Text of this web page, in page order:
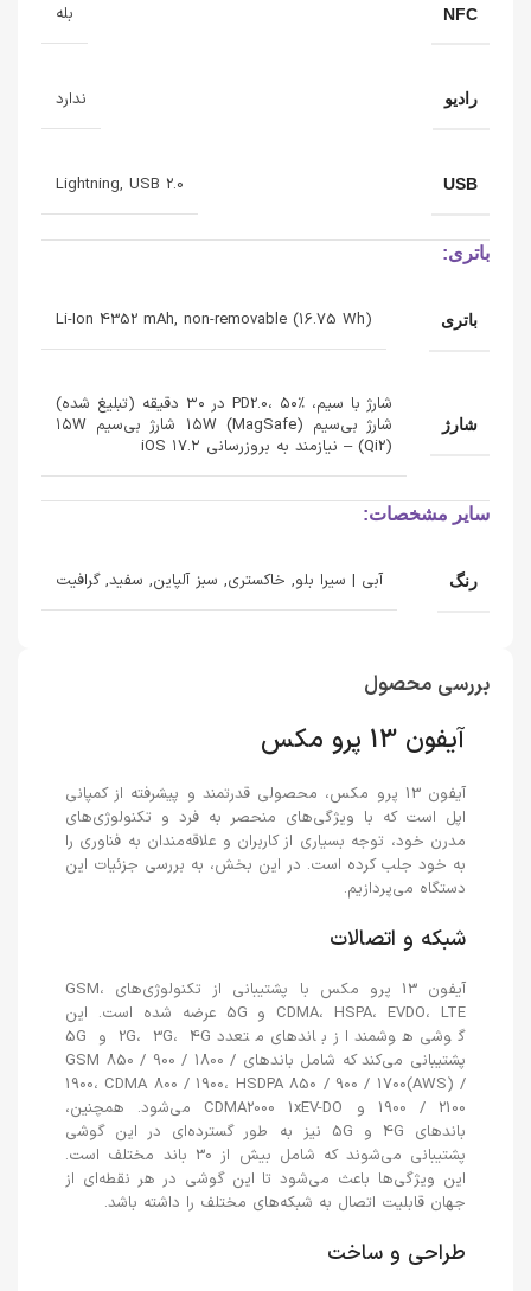
NFC بله
رادیو ندارد
USB
Lightning, USB 2.0
باتری:
باتری Li-Ion 4352 mAh, non-removable (16.75 Wh)
شارژ
شارژ با سیم، PD2.0، ۵۰٪ در ۳۰ دقیقه (تبلیغ شده)
شارژ بی‌سیم ۱۵W (MagSafe) شارژ بی‌سیم ۱۵W
(Qi2) – نیازمند به بروزرسانی iOS ۱۷.۲
سایر مشخصات:
رنگ آبی | سیرا بلو, خاکستری, سبز آلپاین, سفید, گرافیت
بررسی محصول
آیفون 13 پرو مکس
آیفون 13 پرو مکس، محصولی قدرتمند و پیشرفته از کمپانی
اپل است که با ویژگی‌های منحصر به فرد و تکنولوژی‌های
مدرن خود، توجه بسیاری از کاربران و علاقه‌مندان به فناوری را
به خود جلب کرده است. در این بخش، به بررسی جزئیات این
دستگاه می‌پردازیم.
شبکه و اتصالات
آیفون 13 پرو مکس با پشتیبانی از تکنولوژی‌های GSM،
CDMA، HSPA، EVDO، LTE و 5G عرضه شده است. این
گوشی هوشمند از باندهای متعدد 2G، 3G، 4G و 5G
پشتیبانی می‌کند که شامل باندهای GSM 850 / 900 / 1800 /
1900، CDMA 800 / 1900، HSDPA 850 / 900 / 1700(AWS) /
1900 / 2100 و CDMA2000 1xEV-DO می‌شود. همچنین،
باندهای 4G و 5G نیز به طور گسترده‌ای در این گوشی
پشتیبانی می‌شوند که شامل بیش از 30 باند مختلف است.
این ویژگی‌ها باعث می‌شود تا این گوشی در هر نقطه‌ای از
جهان قابلیت اتصال به شبکه‌های مختلف را داشته باشد.
طراحی و ساخت